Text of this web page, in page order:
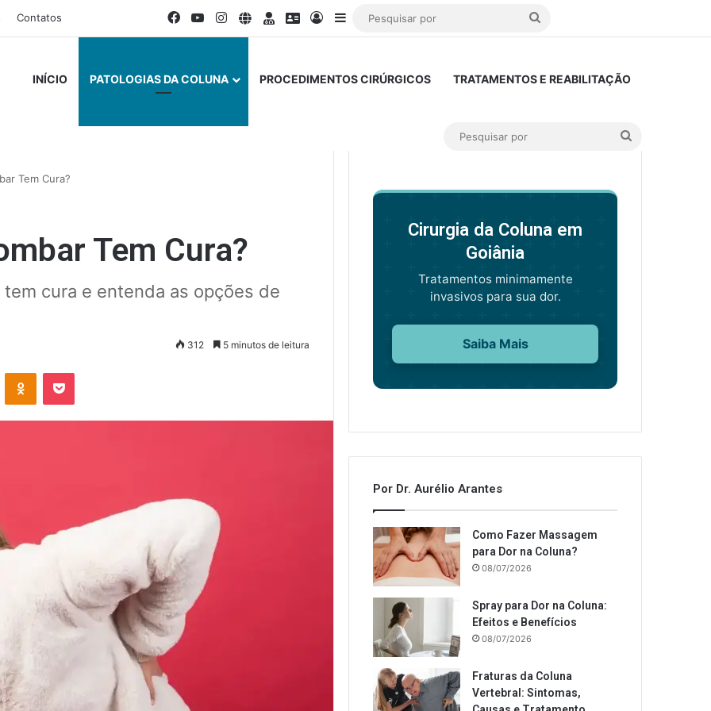
Contatos Facebook
YouTubeInstagram
SiteDoctoralia
Escavador
EntrarBarra Lateral
Pesquisar
INÍCIO PATOLOGIAS DA COLUNA PROCEDIMENTOS CIRÚRGICOS TRATAMENTOS E REABILITAÇÃO
Tem Cura?
Tem Cura?
cura e entenda as opções de
312 5 minutos de leitura
OK Pocket
Cirurgia da Coluna em
Goiânia
Tratamentos minimamente
invasivos para sua dor.
Saiba Mais
Por Dr. Aurélio Arantes
Como Fazer Massagem
para Dor na Coluna?
08/07/2026
Spray para Dor na Coluna:
Efeitos e Benefícios
08/07/2026
Fraturas da Coluna
Vertebral: Sintomas,